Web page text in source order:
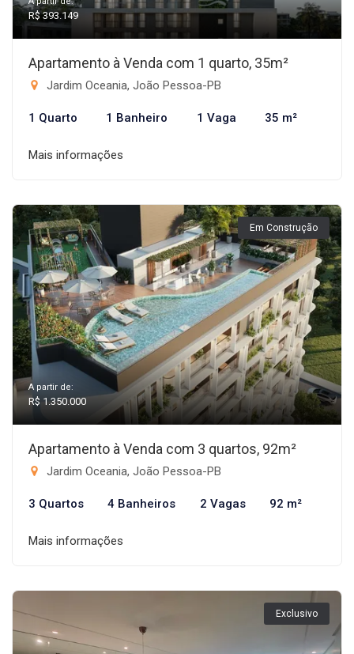
R$ 393.149
Apartamento à Venda com 1 quarto, 35m²
Jardim Oceania, João Pessoa-PB
1 Quarto 1 Banheiro 1 Vaga 35 m²
Mais informações
Em Construção
A partir de:
R$ 1.350.000
Apartamento à Venda com 3 quartos, 92m²
Jardim Oceania, João Pessoa-PB
3 Quartos 4 Banheiros 2 Vagas 92 m²
Mais informações
Exclusivo